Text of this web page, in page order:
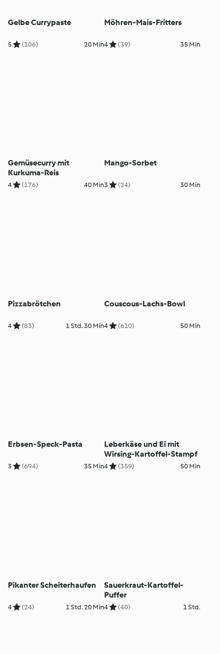
Gelbe Currypaste
5 (106) 20 Min
Möhren-Mais-Fritters
4 (39) 35 Min
Gemüsecurry mit
Kurkuma-Reis
4 (176) 40 Min
Mango-Sorbet
3 (24) 30 Min
Pizzabrötchen
4 (83) 1 Std. 30 Min
Couscous-Lachs-Bowl
4 (610) 50 Min
Erbsen-Speck-Pasta
3 (694) 35 Min
Leberkäse und Ei mit
Wirsing-Kartoffel-Stampf
4 (359) 50 Min
Pikanter Scheiterhaufen
4 (24) 1 Std. 20 Min
Sauerkraut-Kartoffel-
Puffer
4 (40) 1 Std.